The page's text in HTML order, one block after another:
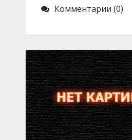
Комментарии (0)